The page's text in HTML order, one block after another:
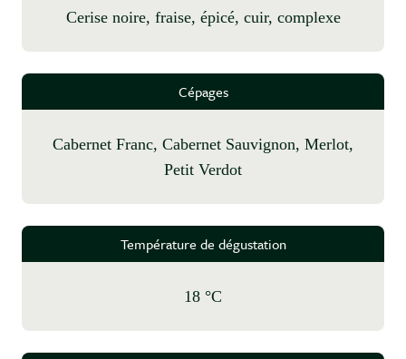
cerise noire, fraise, épicé, cuir, complexe
Cépages
Cabernet Franc, Cabernet Sauvignon, Merlot,
Petit Verdot
Température de dégustation
18 °C